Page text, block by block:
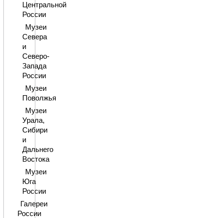
Центральной
России
Музеи
Севера
и
Северо-
Запада
России
Музеи
Поволжья
Музеи
Урала,
Сибири
и
Дальнего
Востока
Музеи
Юга
России
Галереи
России